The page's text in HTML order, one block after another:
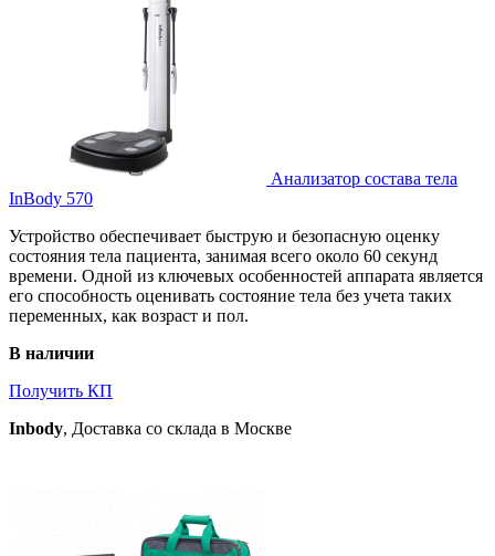
Анализатор состава тела
InBody 570
Устройство обеспечивает быструю и безопасную оценку
состояния тела пациента, занимая всего около 60 секунд
времени. Одной из ключевых особенностей аппарата является
его способность оценивать состояние тела без учета таких
переменных, как возраст и пол.
В наличии
Получить КП
Inbody, Доставка со склада в Москве